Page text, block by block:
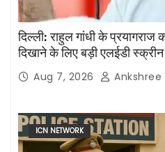
दिल्ली: राहुल गांधी के प्रयागराज
दिखाने के लिए बड़ी एलईडी स्क्रीन
Aug 7, 2026 Ankshree
ICN NETWORK